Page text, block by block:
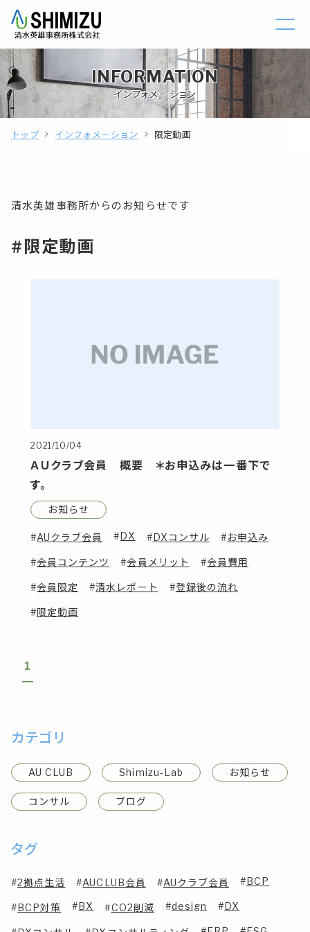
INFORMATION
インフォメーション
トップ インフォメーション 限定動画
清水英雄事務所からのお知らせです
#限定動画
2021/10/04
ＡＵクラブ会員 概要 ＊お申込みは一番下で
す。
お知らせ
AUクラブ会員 DX DXコンサル お申込み
会員コンテンツ 会員メリット 会員費用
会員限定 清水レポート 登録後の流れ
限定動画
1
カテゴリ
AU CLUB Shimizu-Lab お知らせ
コンサル ブログ
タグ
2拠点生活 AUCLUB会員 AUクラブ会員 BCP
BCP対策 BX CO2削減 design DX